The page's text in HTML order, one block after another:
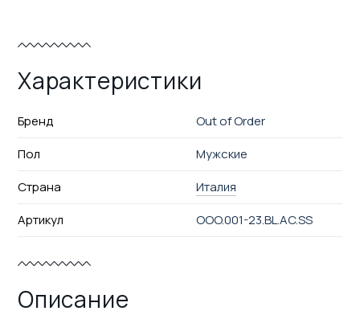
Характеристики
Бренд
Out of Order
Пол
Мужские
Страна
Италия
Артикул
OOO.001-23.BL.AC.SS
Описание